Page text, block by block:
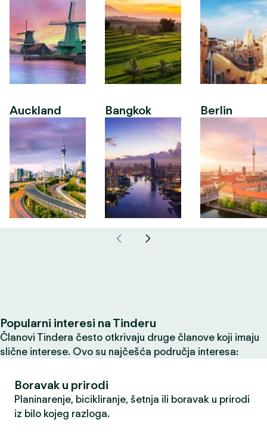
Auckland Bangkok Berlin
Popularni interesi na Tinderu
Članovi Tindera često otkrivaju druge članove koji imaju
slične interese. Ovo su najčešća područja interesa:
Boravak u prirodi
Planinarenje, bicikliranje, šetnja ili boravak u prirodi
iz bilo kojeg razloga.